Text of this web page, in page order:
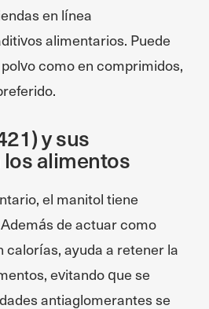
en línea
alimentarios. Puede
como en comprimidos,
y sus
alimentos
el manitol tiene
de actuar como
calorías, ayuda a retener la
evitando que se
antiaglomerantes se